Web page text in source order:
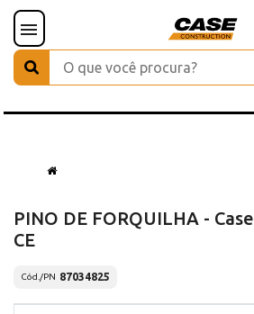
PINO DE FORQUILHA - Case
CE
Cód./PN 87034825